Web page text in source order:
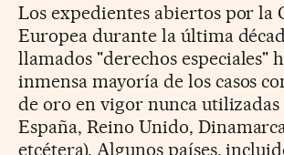
Los expedientes abiertos por la
Europea durante la última
llamados "derechos especiales"
inmensa mayoría de los casos
de oro en vigor nunca utilizadas
España, Reino Unido,
etcétera). Algunos países,